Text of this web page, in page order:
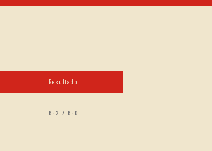
Resultado
6-2 / 6-0